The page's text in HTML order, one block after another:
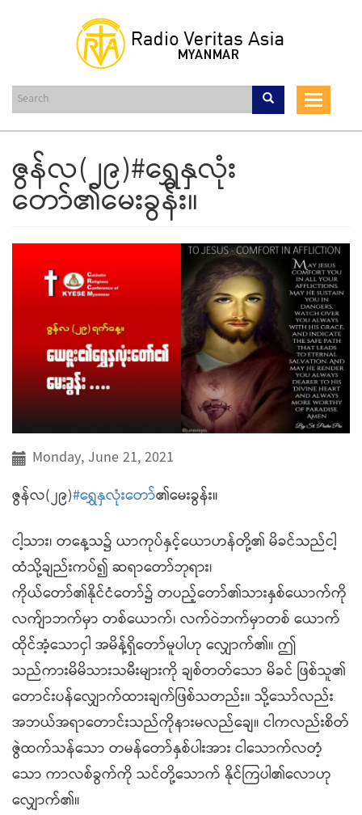
content
Toggle
ဇွန်လ(၂၉)#ရွှေနှလုံး
တော်၏မေးခွန်း။
Monday, June 21, 2021
ဇွန်လ(၂၉)#ရွှေနှလုံးတော်၏မေးခွန်း။
ငါ့သား၊ တနေ့သ၌ ယာကုပ်နှင့်ယောဟန်တို့၏ မိခင်သည်ငါ့
ထံသို့ချည်းကပ်၍ ဆရာတော်ဘုရား၊
ကိုယ်တော်၏နိုင်ငံတော်၌ တပည့်တော်၏သားနှစ်ယောက်ကို
လက်ျာဘက်မှာ တစ်ယောက်၊ လက်ဝဲဘက်မှာတစ် ယောက်
ထိုင်အံ့သောငှါ အမိန့်ရှိတော်မူပါဟု လျှောက်၏။ ဤ
သည်ကားမိမိသားသမီးများကို ချစ်တတ်သော မိခင် ဖြစ်သူ၏
တောင်းပန်လျှောက်ထားချက်ဖြစ်သတည်း။ သို့သော်လည်း
အဘယ်အရာတောင်းသည်ကိုနားမလည်ချေ။ ငါကလည်းစိတ်
ဇွဲထက်သန်သော တမန်တော်နှစ်ပါးအား ငါသောက်လတံ့
သော ကာလစ်ခွက်ကို သင်တို့သောက် နိုင်ကြပါ၏လောဟု
လျှောက်၏။